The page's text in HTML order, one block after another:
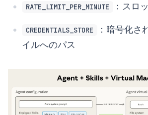
RATE_LIMIT_PER_MINUTE ：スロ
CREDENTIALS_STORE
：暗号化さ
イルへのパス